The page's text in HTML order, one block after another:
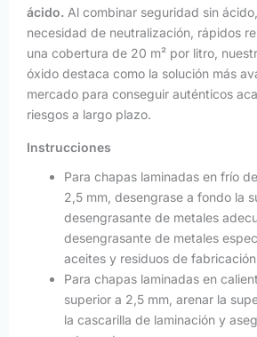
ácido. Al combinar seguridad sin
necesidad de neutralización, rápidos
una cobertura de 20 m² por litro,
óxido destaca como la solución más
mercado para conseguir auténticos
riesgos a largo plazo.
Instrucciones
Para chapas laminadas en frío
2,5 mm, desengrase a fondo la
desengrasante de metales
desengrasante de metales
aceites y residuos de
Para chapas laminadas en
superior a 2,5 mm, arenar la
la cascarilla de laminación y